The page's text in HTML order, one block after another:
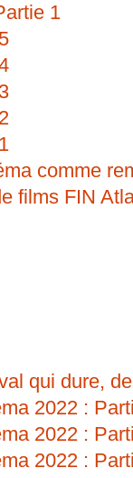
1
comme
films FIN
qui dure,
2022 :
2022 :
2022 :